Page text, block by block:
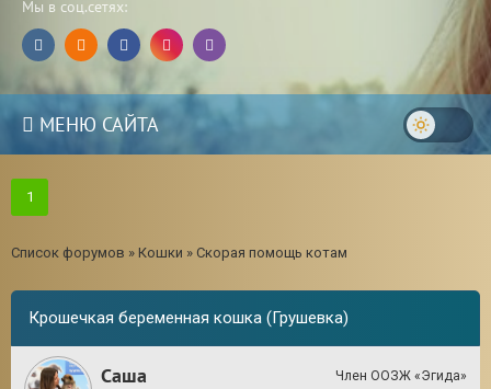
Мы в соц.сетях:
МЕНЮ САЙТА
1
Список форумов » Кошки » Скорая помощь котам
Крошечкая беременная кошка (Грушевка)
Саша
Член ООЗЖ «Эгида»